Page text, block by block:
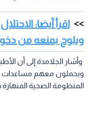
اقرأ أيضا:
ويلوح بمنعه من
وأشار الجلامدة إلى أن
ويحملون معهم مساعدات
المنظومة الصحية المنهارة